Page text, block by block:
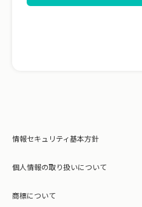
情報セキュリティ基本方針
個人情報の取り扱いについて
商標について